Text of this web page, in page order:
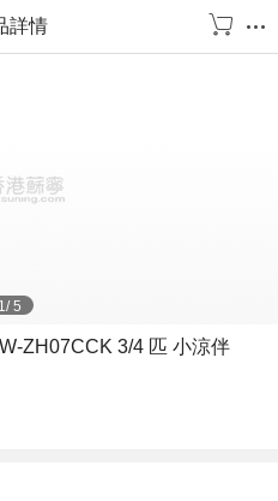
詳情
1/5
ZH07CCK 3/4 匹 小涼伴